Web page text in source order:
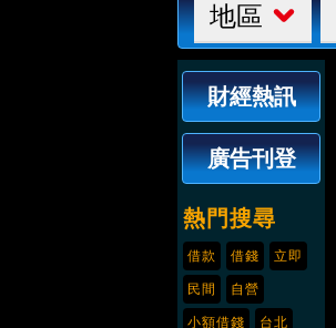
地區
財經熱訊
廣告刊登
熱門搜尋
借款 借錢 立即
民間 自營
小額借錢 台北